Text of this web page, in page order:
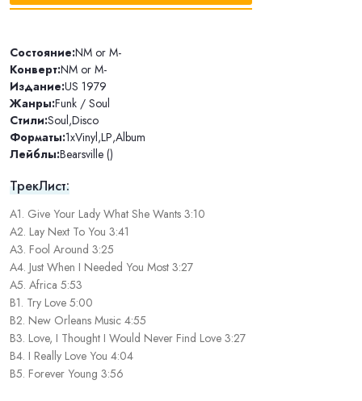
Состояние:NM or M-
Конверт:NM or M-
Издание:US 1979
Жанры:Funk / Soul
Стили:Soul,Disco
Форматы:1xVinyl,LP,Album
Лейблы:Bearsville ()
ТрекЛист:
A1. Give Your Lady What She Wants 3:10
A2. Lay Next To You 3:41
A3. Fool Around 3:25
A4. Just When I Needed You Most 3:27
A5. Africa 5:53
B1. Try Love 5:00
B2. New Orleans Music 4:55
B3. Love, I Thought I Would Never Find Love 3:27
B4. I Really Love You 4:04
B5. Forever Young 3:56